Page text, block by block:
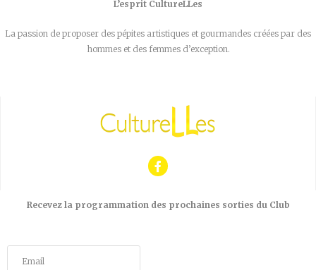
L’esprit CultureLLes
La passion de proposer des pépites artistiques et gourmandes créées par des
hommes et des femmes d’exception.
Recevez la programmation des prochaines sorties du Club